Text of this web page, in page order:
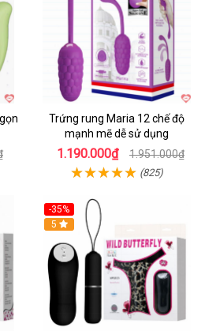
Trứng rung Maria 12 chế độ
mạnh mẽ dễ sử dụng
1.190.000₫ 1.951.000₫
(825)
-35%
Hot
5